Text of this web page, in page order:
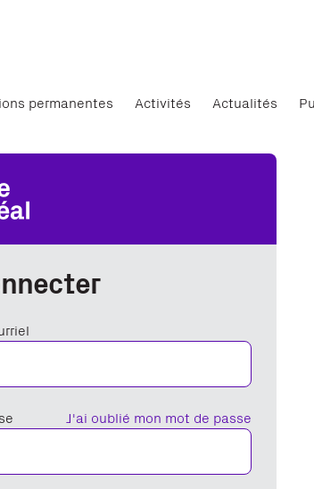
permanentes Activités Actualités
J'ai oublié mon mot de passe